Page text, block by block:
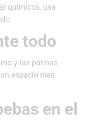
químicos, usa
todo
y las pátinas
espacio bien
en el